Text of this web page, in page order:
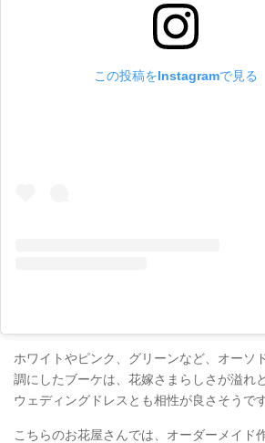
この投稿をInstagramで見る
ホワイトやピンク、グリーンなど、オーソ
調にしたブーケは、花嫁さまらしさが溢れ
ウェディングドレスとも相性が良さそうで
こちらのお花屋さんでは、オーダーメイド